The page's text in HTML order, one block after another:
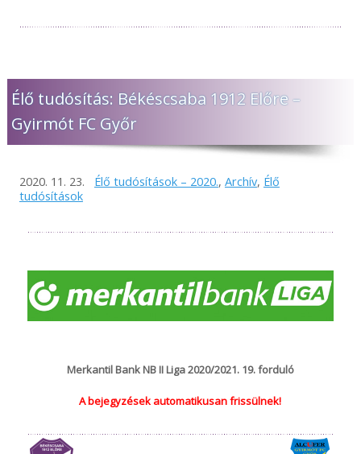
Élő tudósítás: Békéscsaba 1912 Előre –
Gyirmót FC Győr
2020. 11. 23. Élő tudósítások – 2020., Archív, Élő
tudósítások
Merkantil Bank NB II Liga 2020/2021. 19. forduló
A bejegyzések automatikusan frissülnek!